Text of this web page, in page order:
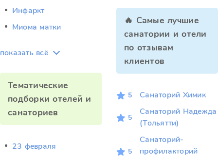
Инфаркт
Миома матки
показать всё
Тематические
подборки отелей и
санаториев
23 февраля
🔥 Самые лучшие
санатории и отели
по отзывам
клиентов
5 Санаторий Химик
5
Санаторий Надежда
(Тольятти)
5
Санаторий-
профилакторий